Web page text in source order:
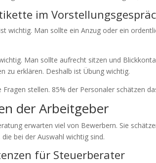
im
wichtig. Man sollte ein Anzug oder ein
Man sollte aufrecht sitzen und
zu erklären. Deshalb ist Übung wichtig.
stellen. 85% der Personaler schätzen
der Arbeitgeber
erwarten viel von Bewerbern. Sie
bei der Auswahl wichtig sind.
für Steuerberater